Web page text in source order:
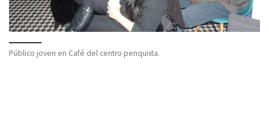
Público joven en Café del centro penquista.